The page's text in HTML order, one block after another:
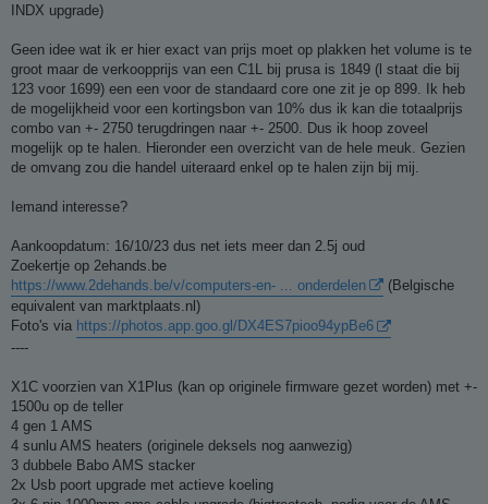
INDX upgrade)
Geen idee wat ik er hier exact van prijs moet op plakken het volume is te
groot maar de verkoopprijs van een C1L bij prusa is 1849 (l staat die bij
123 voor 1699) een een voor de standaard core one zit je op 899. Ik heb
de mogelijkheid voor een kortingsbon van 10% dus ik kan die totaalprijs
combo van +- 2750 terugdringen naar +- 2500. Dus ik hoop zoveel
mogelijk op te halen. Hieronder een overzicht van de hele meuk. Gezien
de omvang zou die handel uiteraard enkel op te halen zijn bij mij.
Iemand interesse?
Aankoopdatum: 16/10/23 dus net iets meer dan 2.5j oud
Zoekertje op 2ehands.be
https://www.2dehands.be/v/computers-en- ... onderdelen
(Belgische
equivalent van marktplaats.nl)
Foto's via https://photos.app.goo.gl/DX4ES7pioo94ypBe6
----
X1C voorzien van X1Plus (kan op originele firmware gezet worden) met +-
1500u op de teller
4 gen 1 AMS
4 sunlu AMS heaters (originele deksels nog aanwezig)
3 dubbele Babo AMS stacker
2x Usb poort upgrade met actieve koeling